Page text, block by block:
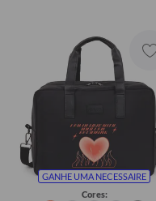
GANHE UMA NECESSAIRE
Cores: